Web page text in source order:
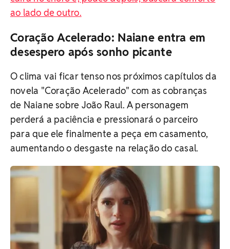
ao lado de outro.
Coração Acelerado: Naiane entra em
desespero após sonho picante
O clima vai ficar tenso nos próximos capítulos da
novela "Coração Acelerado" com as cobranças
de Naiane sobre João Raul. A personagem
perderá a paciência e pressionará o parceiro
para que ele finalmente a peça em casamento,
aumentando o desgaste na relação do casal.